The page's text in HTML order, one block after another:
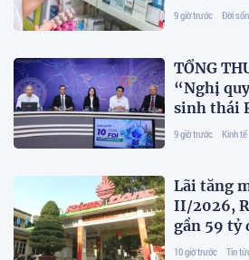
9 giờ trước Đời
TỔNG
“Nghị
sinh thái
9 giờ trước Kinh tế
Lãi tăng
II/2026,
gần 59 tỷ
mặt
10 giờ trước Tin